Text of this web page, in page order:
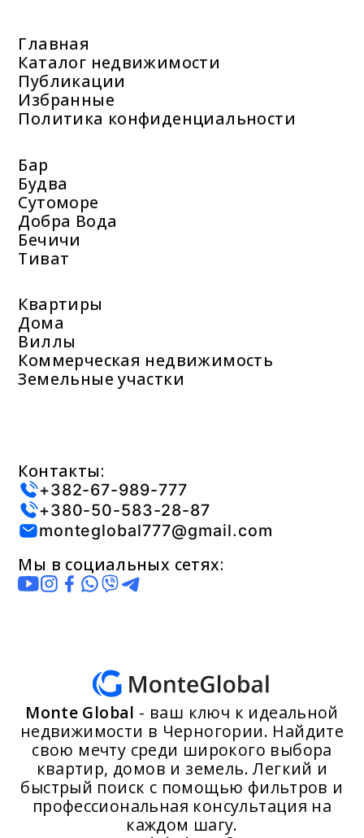
Главная
Каталог недвижимости
Публикации
Избранные
Политика конфиденциальности
Бар
Будва
Сутоморе
Добра Вода
Бечичи
Тиват
Квартиры
Дома
Виллы
Коммерческая недвижимость
Земельные участки
Контакты:
+382-67-989-777
+380-50-583-28-87
monteglobal777@gmail.com
Мы в социальных сетях:
Monte Global - ваш ключ к идеальной
недвижимости в Черногории. Найдите
свою мечту среди широкого выбора
квартир, домов и земель. Легкий и
быстрый поиск с помощью фильтров и
профессиональная консультация на
каждом шагу.